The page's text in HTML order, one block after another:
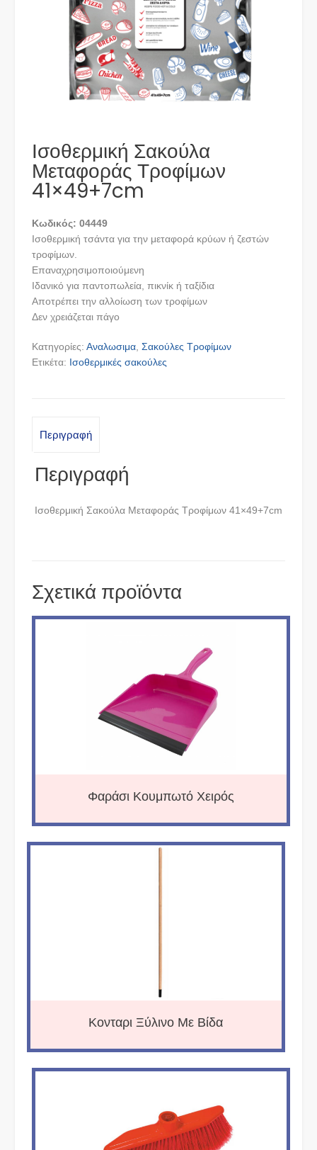
Ισοθερμική Σακούλα
Μεταφοράς Τροφίμων
41×49+7cm
Kωδικός: 04449
Ισοθερμική τσάντα για την μεταφορά κρύων ή ζεστών
τροφίμων.
Επαναχρησιμοποιούμενη
Ιδανικό για παντοπωλεία, πικνίκ ή ταξίδια
Αποτρέπει την αλλοίωση των τροφίμων
Δεν χρειάζεται πάγο
Κατηγορίες: Αναλωσιμα, Σακούλες Τροφίμων
Ετικέτα: Ισοθερμικές σακούλες
Περιγραφή
Περιγραφή
Ισοθερμική Σακούλα Μεταφοράς Τροφίμων 41×49+7cm
Σχετικά προϊόντα
Φαράσι Κουμπωτό Χειρός
Κονταρι Ξύλινο Με Βίδα